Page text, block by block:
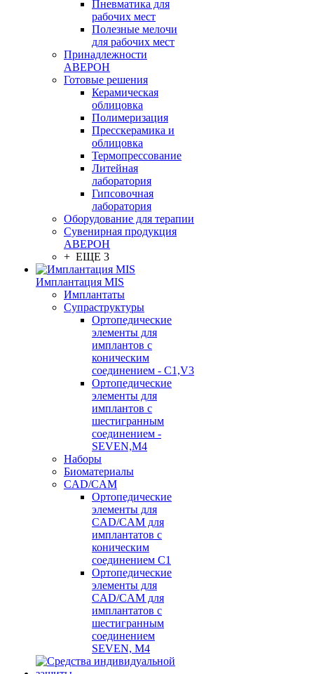
Пневматика для
рабочих мест
Полезные мелочи
для рабочих мест
Принадлежности
АВЕРОН
Готовые решения
Керамическая
облицовка
Полимеризация
Пресскерамика и
облицовка
Термопрессование
Литейная
лаборатория
Гипсовочная
лаборатория
Оборудование для терапии
Сувенирная продукция
АВЕРОН
+ ЕЩЕ 3
Имплантация MIS
Имплантаты
Супраструктуры
Ортопедические
элементы для
имплантов с
коническим
соединением - C1,V3
Ортопедические
элементы для
имплантов с
шестигранным
соединением -
SEVEN,M4
Наборы
Биоматериалы
CAD/CAM
Ортопедические
элементы для
CAD/CAM для
имплантатов с
коническим
соединением С1
Ортопедические
элементы для
CAD/CAM для
имплантатов с
шестигранным
соединением
SEVEN, М4